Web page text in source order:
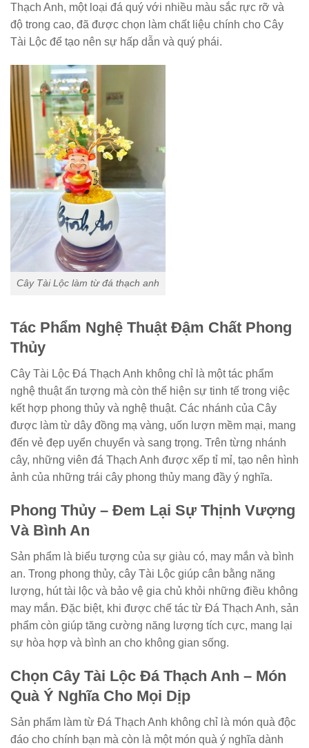
Thạch Anh, một loại đá quý với nhiều màu sắc rực rỡ và
độ trong cao, đã được chọn làm chất liệu chính cho Cây
Tài Lộc để tạo nên sự hấp dẫn và quý phái.
Cây Tài Lộc làm từ đá thạch anh
Tác Phẩm Nghệ Thuật Đậm Chất Phong
Thủy
Cây Tài Lộc Đá Thạch Anh không chỉ là một tác phẩm
nghệ thuật ấn tượng mà còn thể hiện sự tinh tế trong việc
kết hợp phong thủy và nghệ thuật. Các nhánh của Cây
được làm từ dây đồng mạ vàng, uốn lượn mềm mại, mang
đến vẻ đẹp uyển chuyển và sang trọng. Trên từng nhánh
cây, những viên đá Thạch Anh được xếp tỉ mỉ, tạo nên hình
ảnh của những trái cây phong thủy mang đầy ý nghĩa.
Phong Thủy – Đem Lại Sự Thịnh Vượng
Và Bình An
Sản phẩm là biểu tượng của sự giàu có, may mắn và bình
an. Trong phong thủy, cây Tài Lộc giúp cân bằng năng
lượng, hút tài lộc và bảo vệ gia chủ khỏi những điều không
may mắn. Đặc biệt, khi được chế tác từ Đá Thạch Anh, sản
phẩm còn giúp tăng cường năng lượng tích cực, mang lại
sự hòa hợp và bình an cho không gian sống.
Chọn Cây Tài Lộc Đá Thạch Anh – Món
Quà Ý Nghĩa Cho Mọi Dịp
Sản phẩm làm từ Đá Thạch Anh không chỉ là món quà độc
đáo cho chính bạn mà còn là một món quà ý nghĩa dành